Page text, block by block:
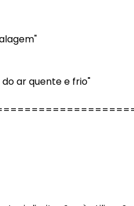
ar quente e frio"